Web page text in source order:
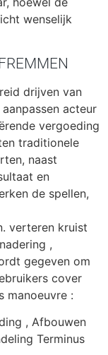
wenselijk
drijven van
acteur
vergoeding
traditionele
naast
en
de spellen,
verteren kruist
,
gegeven om
cover
manoeuvre :
, Afbouwen
Terminus